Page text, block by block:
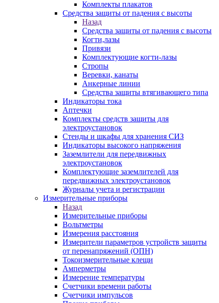
Комплекты плакатов
Средства защиты от падения с высоты
Назад
Средства защиты от падения с высоты
Когти,лазы
Привязи
Комплектующие когти-лазы
Стропы
Веревки, канаты
Анкерные линии
Средства защиты втягивающего типа
Индикаторы тока
Аптечки
Комплекты средств защиты для
электроустановок
Стенды и шкафы для хранения СИЗ
Индикаторы высокого напряжения
Заземлители для передвижных
электроустановок
Комплектующие заземлителей для
передвижных электроустановок
Журналы учета и регистрации
Измерительные приборы
Назад
Измерительные приборы
Вольтметры
Измерения расстояния
Измерители параметров устройств защиты
от перенапряжений (ОПН)
Токоизмерительные клещи
Амперметры
Измерение температуры
Счетчики времени работы
Счетчики импульсов